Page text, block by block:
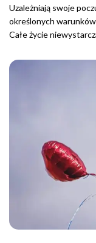
Uzależniają swoje
określonych
Całe życie